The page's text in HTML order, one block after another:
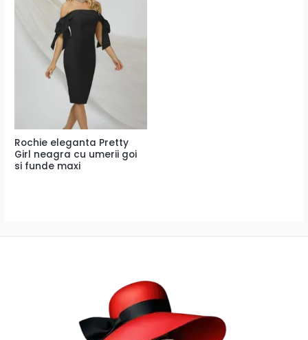
Rochie eleganta Pretty
Girl neagra cu umerii goi
si funde maxi